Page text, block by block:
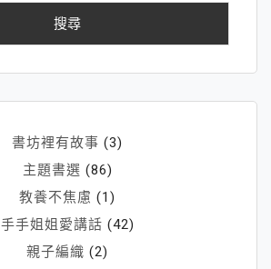
書坊裡有故事 (3)
主題書選 (86)
教養不焦慮 (1)
手手姐姐愛講話 (42)
親子編織 (2)